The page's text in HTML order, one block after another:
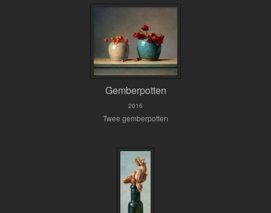
Gemberpotten
2016
Twee gemberpotten